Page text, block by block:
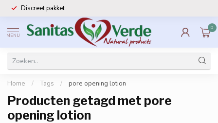
Discreet pakket
MENU
0
Home / Tags / pore opening lotion
Producten getagd met pore
opening lotion